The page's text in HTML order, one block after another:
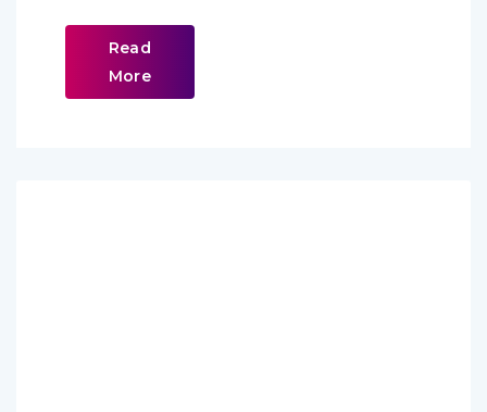
Read
More